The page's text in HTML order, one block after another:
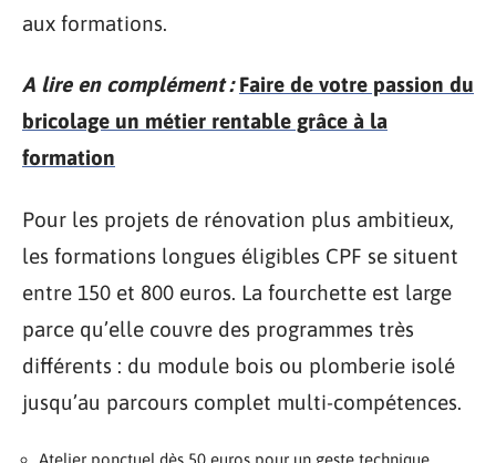
aux formations.
A lire en complément : Faire de votre passion du
bricolage un métier rentable grâce à la
formation
Pour les projets de rénovation plus ambitieux,
les formations longues éligibles CPF se situent
entre 150 et 800 euros. La fourchette est large
parce qu’elle couvre des programmes très
différents : du module bois ou plomberie isolé
jusqu’au parcours complet multi-compétences.
Atelier ponctuel dès 50 euros pour un geste technique